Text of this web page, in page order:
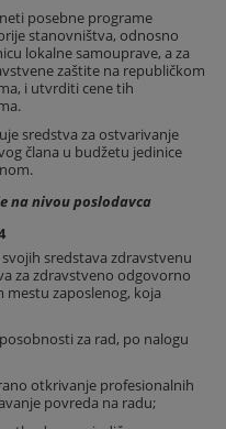
posebne programe
stanovništva, odnosno
lokalne samouprave, a za
zaštite na republičkom
i utvrditi cene tih
sredstva za ostvarivanje
člana u budžetu jedinice
na nivou poslodavca
sredstava zdravstvenu
za zdravstveno odgovorno
mestu zaposlenog, koja
za rad, po nalogu
otkrivanje profesionalnih
povreda na radu;